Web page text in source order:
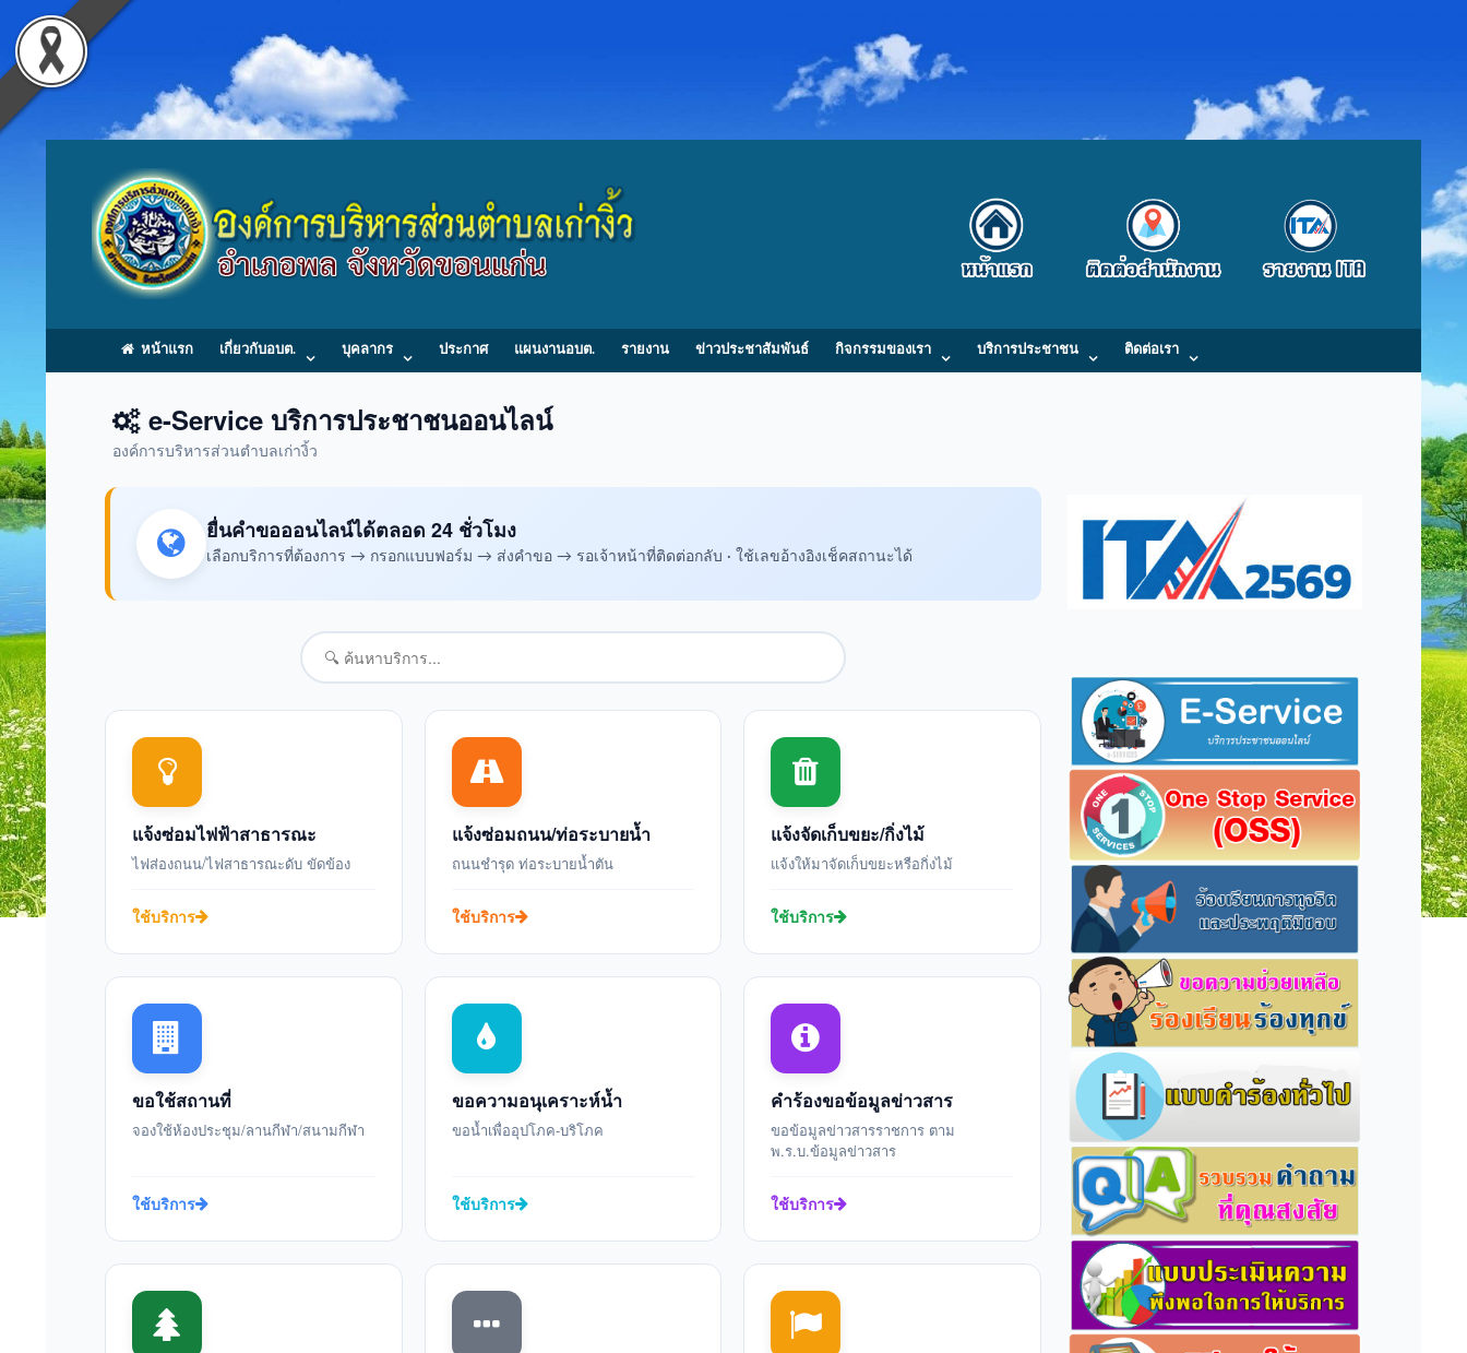
หน้าแรก เกี่ยวกับอบต. บุคลากร ประกาศ แผนงานอบต. รายงาน ข่าวประชาสัมพันธ์ กิจกรรมของเรา บริการประชาชน ติดต่อเรา
e-Service บริการประชาชนออนไลน์
องค์การบริหารส่วนตำบลเก่างิ้ว
ยื่นคำขอออนไลน์ได้ตลอด 24 ชั่วโมง
เลือกบริการที่ต้องการ → กรอกแบบฟอร์ม → ส่งคำขอ → รอเจ้าหน้าที่ติดต่อกลับ · ใช้เลขอ้างอิงเช็คสถานะได้
แจ้งซ่อมไฟฟ้าสาธารณะ
ไฟส่องถนน/ไฟสาธารณะดับ ขัดข้อง
ใช้บริการ
แจ้งซ่อมถนน/ท่อระบายน้ำ
ถนนชำรุด ท่อระบายน้ำตัน
ใช้บริการ
แจ้งจัดเก็บขยะ/กิ่งไม้
แจ้งให้มาจัดเก็บขยะหรือกิ่งไม้
ใช้บริการ
ขอใช้สถานที่
จองใช้ห้องประชุม/ลานกีฬา/สนามกีฬา
ใช้บริการ
ขอความอนุเคราะห์น้ำ
ขอน้ำเพื่ออุปโภค-บริโภค
ใช้บริการ
คำร้องขอข้อมูลข่าวสาร
ขอข้อมูลข่าวสารราชการ ตาม
พ.ร.บ.ข้อมูลข่าวสาร
ใช้บริการ